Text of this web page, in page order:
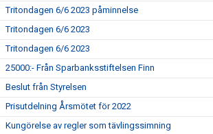
Tritondagen 6/6 2023 påminnelse
Tritondagen 6/6 2023
Tritondagen 6/6 2023
25000:- Från Sparbanksstiftelsen Finn
Beslut från Styrelsen
Prisutdelning Årsmötet för 2022
Kungörelse av regler som tävlingssimning